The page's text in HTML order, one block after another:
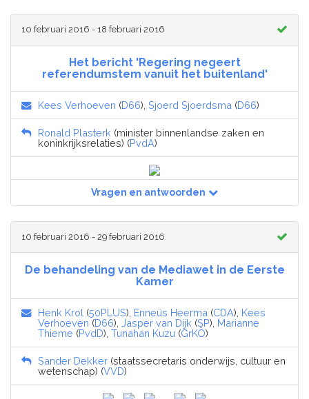
10 februari 2016 - 18 februari 2016
Het bericht 'Regering negeert
referendumstem vanuit het buitenland'
Kees Verhoeven (D66), Sjoerd Sjoerdsma (D66)
Ronald Plasterk (minister binnenlandse zaken en
koninkrijksrelaties) (PvdA)
Vragen en antwoorden
10 februari 2016 - 29 februari 2016
De behandeling van de Mediawet in de Eerste
Kamer
Henk Krol (50PLUS), Enneüs Heerma (CDA), Kees
Verhoeven (D66), Jasper van Dijk (SP), Marianne
Thieme (PvdD), Tunahan Kuzu (GrKÖ)
Sander Dekker (staatssecretaris onderwijs, cultuur en
wetenschap) (VVD)